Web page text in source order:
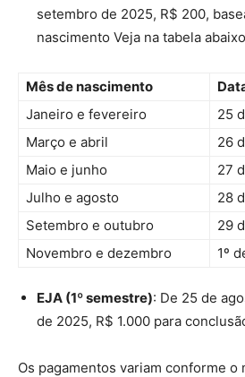
setembro de 2025, R$ 200,
nascimento Veja na tabela
Mês de nascimento
Janeiro e fevereiro
25
Março e abril
26
Maio e junho
27
Julho e agosto
28
Setembro e outubro
29
Novembro e dezembro
1º
EJA (1º semestre): De 25 de
de 2025, R$ 1.000 para
Os pagamentos variam conforme o